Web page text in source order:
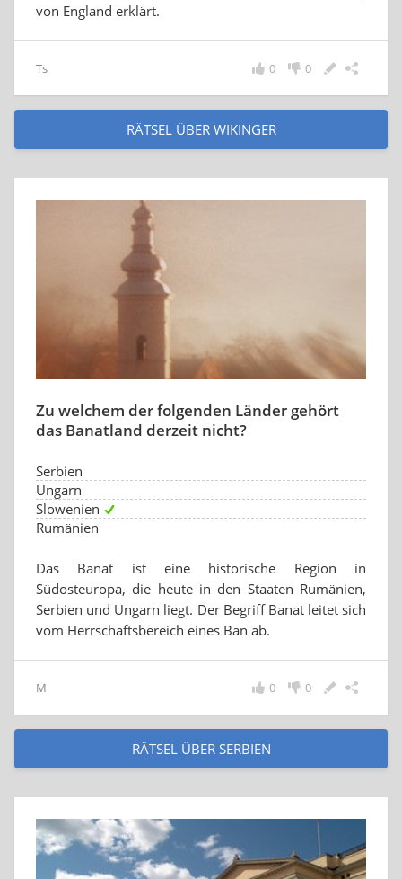
von England erklärt.
Ts 0
0
RÄTSEL ÜBER WIKINGER
Zu welchem der folgenden Länder gehört
das Banatland derzeit nicht?
Serbien
Ungarn
Slowenien
Rumänien
Das Banat ist eine historische Region in
Südosteuropa, die heute in den Staaten Rumänien,
Serbien und Ungarn liegt. Der Begriff Banat leitet sich
vom Herrschaftsbereich eines Ban ab.
M 0
0
RÄTSEL ÜBER SERBIEN